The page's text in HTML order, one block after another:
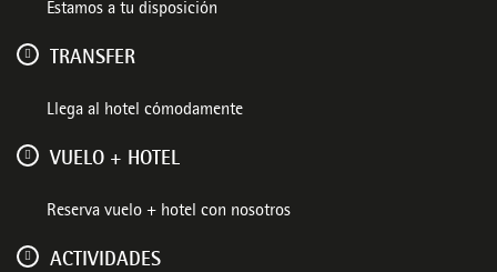
Estamos a tu disposición
TRANSFER
Llega al hotel cómodamente
VUELO + HOTEL
Reserva vuelo + hotel con nosotros
ACTIVIDADES